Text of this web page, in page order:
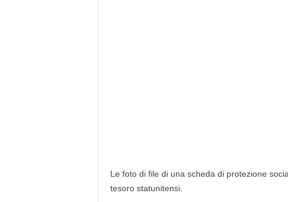
Le foto di file di una scheda di protezione
tesoro statunitensi.